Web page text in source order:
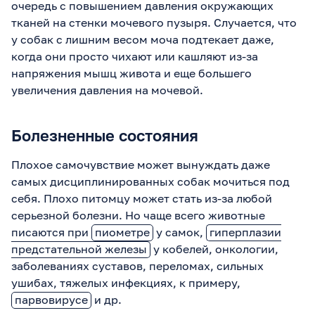
очередь с повышением давления окружающих
тканей на стенки мочевого пузыря. Случается, что
у собак с лишним весом моча подтекает даже,
когда они просто чихают или кашляют из-за
напряжения мышц живота и еще большего
увеличения давления на мочевой.
Болезненные состояния
Плохое самочувствие может вынуждать даже
самых дисциплинированных собак мочиться под
себя. Плохо питомцу может стать из-за любой
серьезной болезни. Но чаще всего животные
писаются при пиометре у самок, гиперплазии
предстательной железы у кобелей, онкологии,
заболеваниях суставов, переломах, сильных
ушибах, тяжелых инфекциях, к примеру,
парвовирусе и др.